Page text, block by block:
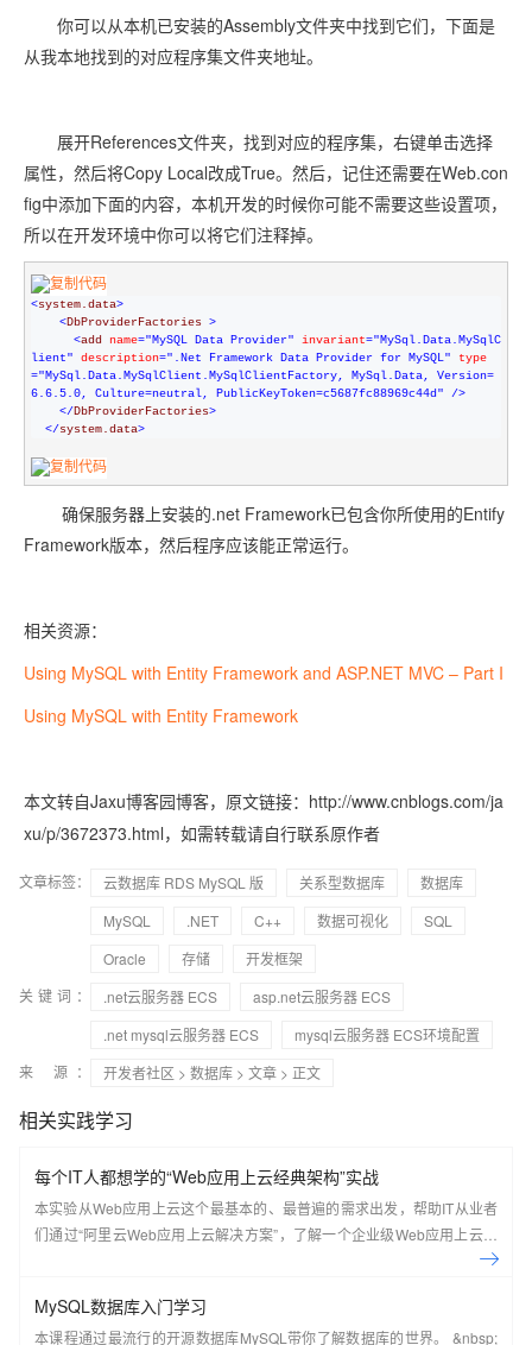
你可以从本机已安装的Assembly文件夹中找到它们，下面是
从我本地找到的对应程序集文件夹地址。
展开References文件夹，找到对应的程序集，右键单击选择
属性，然后将Copy Local改成True。然后，记住还需要在Web.con
fig中添加下面的内容，本机开发的时候你可能不需要这些设置项，
所以在开发环境中你可以将它们注释掉。
<system.data>
<DbProviderFactories >
<add name="MySQL Data Provider" invariant="MySql.Data.MySqlC
lient" description=".Net Framework Data Provider for MySQL" type
="MySql.Data.MySqlClient.MySqlClientFactory, MySql.Data, Version=
6.6.5.0, Culture=neutral, PublicKeyToken=c5687fc88969c44d"
/>
</DbProviderFactories>
</system.data>
确保服务器上安装的.net Framework已包含你所使用的Entify
Framework版本，然后程序应该能正常运行。
相关资源：
Using MySQL with Entity Framework and ASP.NET MVC – Part I
Using MySQL with Entity Framework
本文转自Jaxu博客园博客，原文链接：http://www.cnblogs.com/ja
xu/p/3672373.html，如需转载请自行联系原作者
文章标签： 云数据库 RDS MySQL 版 关系型数据库
数据库
MySQL
.NET C++ 数据可视化
SQL
Oracle
存储
开发框架
关键词：
.net云服务器 ECS
asp.net云服务器 ECS
.net mysql云服务器 ECS
mysql云服务器 ECS环境配置
来 源：
开发者社区 > 数据库 > 文章 > 正文
相关实践学习
每个IT人都想学的“Web应用上云经典架构”实战
本实验从Web应用上云这个最基本的、最普遍的需求出发，帮助IT从业者
们通过“阿里云Web应用上云解决方案”，了解一个企业级Web应用上云的
MySQL数据库入门学习
本课程通过最流行的开源数据库MySQL带你了解数据库的世界。 &nbsp;